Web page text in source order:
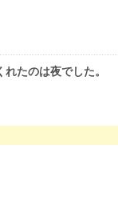
たのは夜でした。